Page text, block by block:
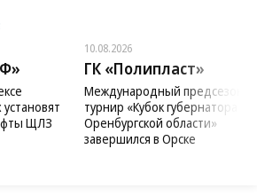
ЩЛЗ
10.08.2026
ГК «Полипласт»
Международный
турнир «Кубок губернатора
Оренбургской области»
завершился в Орске